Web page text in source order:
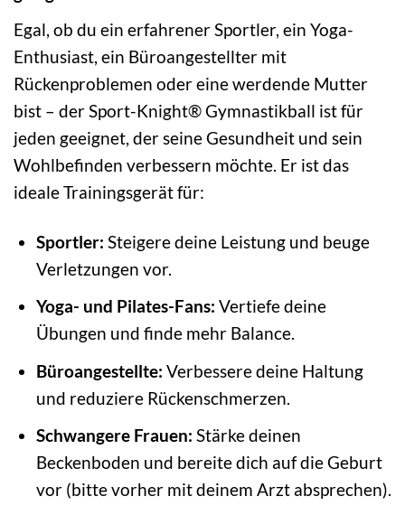
Egal, ob du ein erfahrener Sportler, ein Yoga-
Enthusiast, ein Büroangestellter mit
Rückenproblemen oder eine werdende Mutter
bist – der Sport-Knight® Gymnastikball ist für
jeden geeignet, der seine Gesundheit und sein
Wohlbefinden verbessern möchte. Er ist das
ideale Trainingsgerät für:
Sportler: Steigere deine Leistung und beuge
Verletzungen vor.
Yoga- und Pilates-Fans: Vertiefe deine
Übungen und finde mehr Balance.
Büroangestellte: Verbessere deine Haltung
und reduziere Rückenschmerzen.
Schwangere Frauen: Stärke deinen
Beckenboden und bereite dich auf die Geburt
vor (bitte vorher mit deinem Arzt absprechen).